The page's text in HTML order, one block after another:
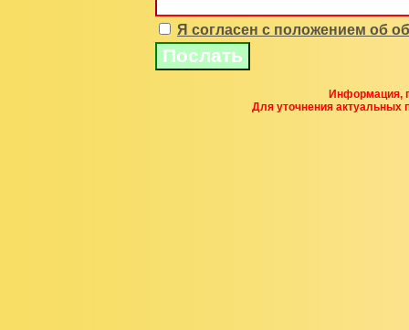
Я согласен с положением об
Информация,
Для уточнения актуальных